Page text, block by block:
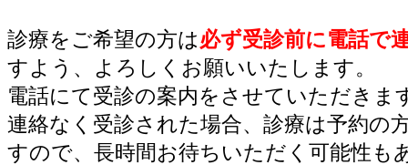
診療をご希望の方は必ず受診前に電話で
すよう、よろしくお願いいたします。
電話にて受診の案内をさせていただきま
連絡なく受診された場合、診療は予約の
すので、長時間お待ちいただく可能性も